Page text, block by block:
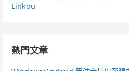
Linkou
熱門文章